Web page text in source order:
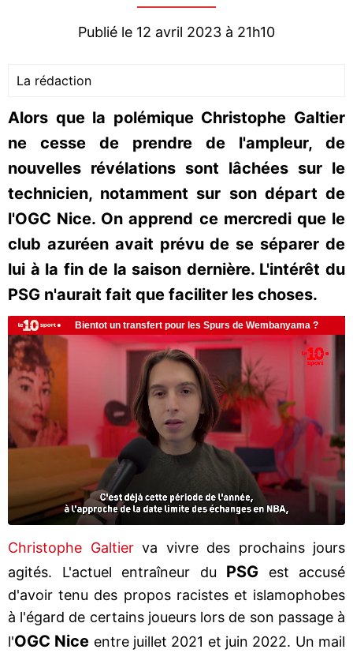
Publié le 12 avril 2023 à 21h10
La rédaction
Alors que la polémique Christophe Galtier
ne cesse de prendre de l'ampleur, de
nouvelles révélations sont lâchées sur le
technicien, notamment sur son départ de
l'OGC Nice. On apprend ce mercredi que le
club azuréen avait prévu de se séparer de
lui à la fin de la saison dernière. L'intérêt du
PSG n'aurait fait que faciliter les choses.
Christophe Galtierva vivre des prochains jours
agités. L'actuel entraîneur du PSG est accusé
d'avoir tenu des propos racistes et islamophobes
à l'égard de certains joueurs lors de son passage à
l'OGC Nice entre juillet 2021 et juin 2022. Un mail